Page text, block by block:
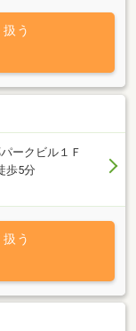
ります。又、施主
入居、リフォー
考えている日常の
す。ぜひお気軽にご
う
ークビル１Ｆ
歩5分
う